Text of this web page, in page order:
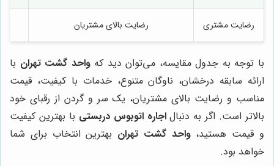
رضایت مشتری رضایت بالای مشتریان
با توجه به جدول مقایسه، می‌توان دید کهواحد گشت تهران با
ارائه سابقه درخشان، ناوگان متنوع، خدمات با کیفیت، قیمت
مناسب و رضایت بالای مشتریان، یک سر و گردن از رقبای خود
بالاتر است. اگر به دنبالاجاره اتوبوس دربستی با بهترین کیفیت
و قیمت هستید،واحد گشت تهران بهترین انتخاب برای شما
خواهد بود.